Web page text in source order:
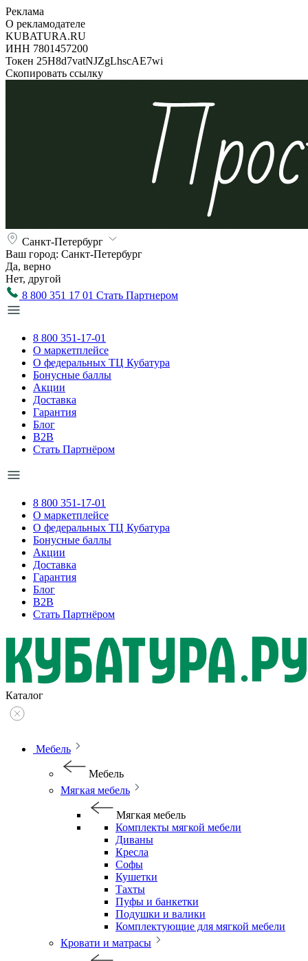
Реклама
О рекламодателе
KUBATURA.RU
ИНН 7801457200
Токен 25H8d7vatNJZgLhscAE7wi
Скопировать ссылку
Санкт-Петербург
Ваш город: Санкт-Петербург
Да, верно
Нет, другой
8 800 351 17 01 Стать Партнером
8 800 351-17-01
О маркетплейсе
О федеральных ТЦ Кубатура
Бонусные баллы
Акции
Доставка
Гарантия
Блог
B2B
Стать Партнёром
8 800 351-17-01
О маркетплейсе
О федеральных ТЦ Кубатура
Бонусные баллы
Акции
Доставка
Гарантия
Блог
B2B
Стать Партнёром
Каталог
Мебель
Мебель
Мягкая мебель
Мягкая мебель
Комплекты мягкой мебели
Диваны
Кресла
Софы
Кушетки
Тахты
Пуфы и банкетки
Подушки и валики
Комплектующие для мягкой мебели
Кровати и матрасы